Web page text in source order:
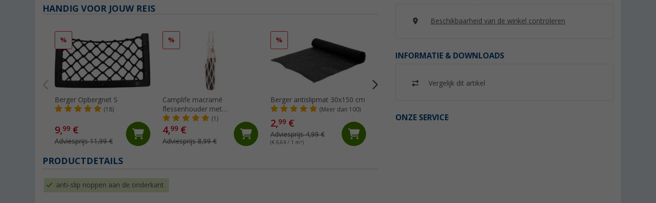
Beschikbaarheid van de winkel controleren
INFORMATIE & DOWNLOADS
Vergelijk dit artikel
ONZE SERVICE
HANDIG VOOR JOUW REIS
%
Berger Opbergnet S
(18)
9,99 €
Adviesprijs 11,99 €
%
Camplife macramé
flessenhouder met
karabijnhaak voor 1 liter
flessen
(1)
4,99 €
Adviesprijs 8,99 €
%
Berger antislipmat 30x150 cm
(Meer dan 100)
2,99 €
Adviesprijs 4,99 €
(€ 6,64 / 1 m²)
PRODUCTDETAILS
anti-slip noppen aan de onderkant